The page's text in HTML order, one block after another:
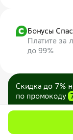
Бонусы
Платите за
до 99%
Скидка до 7%
по промокоду
Максимум — 1000 ₽